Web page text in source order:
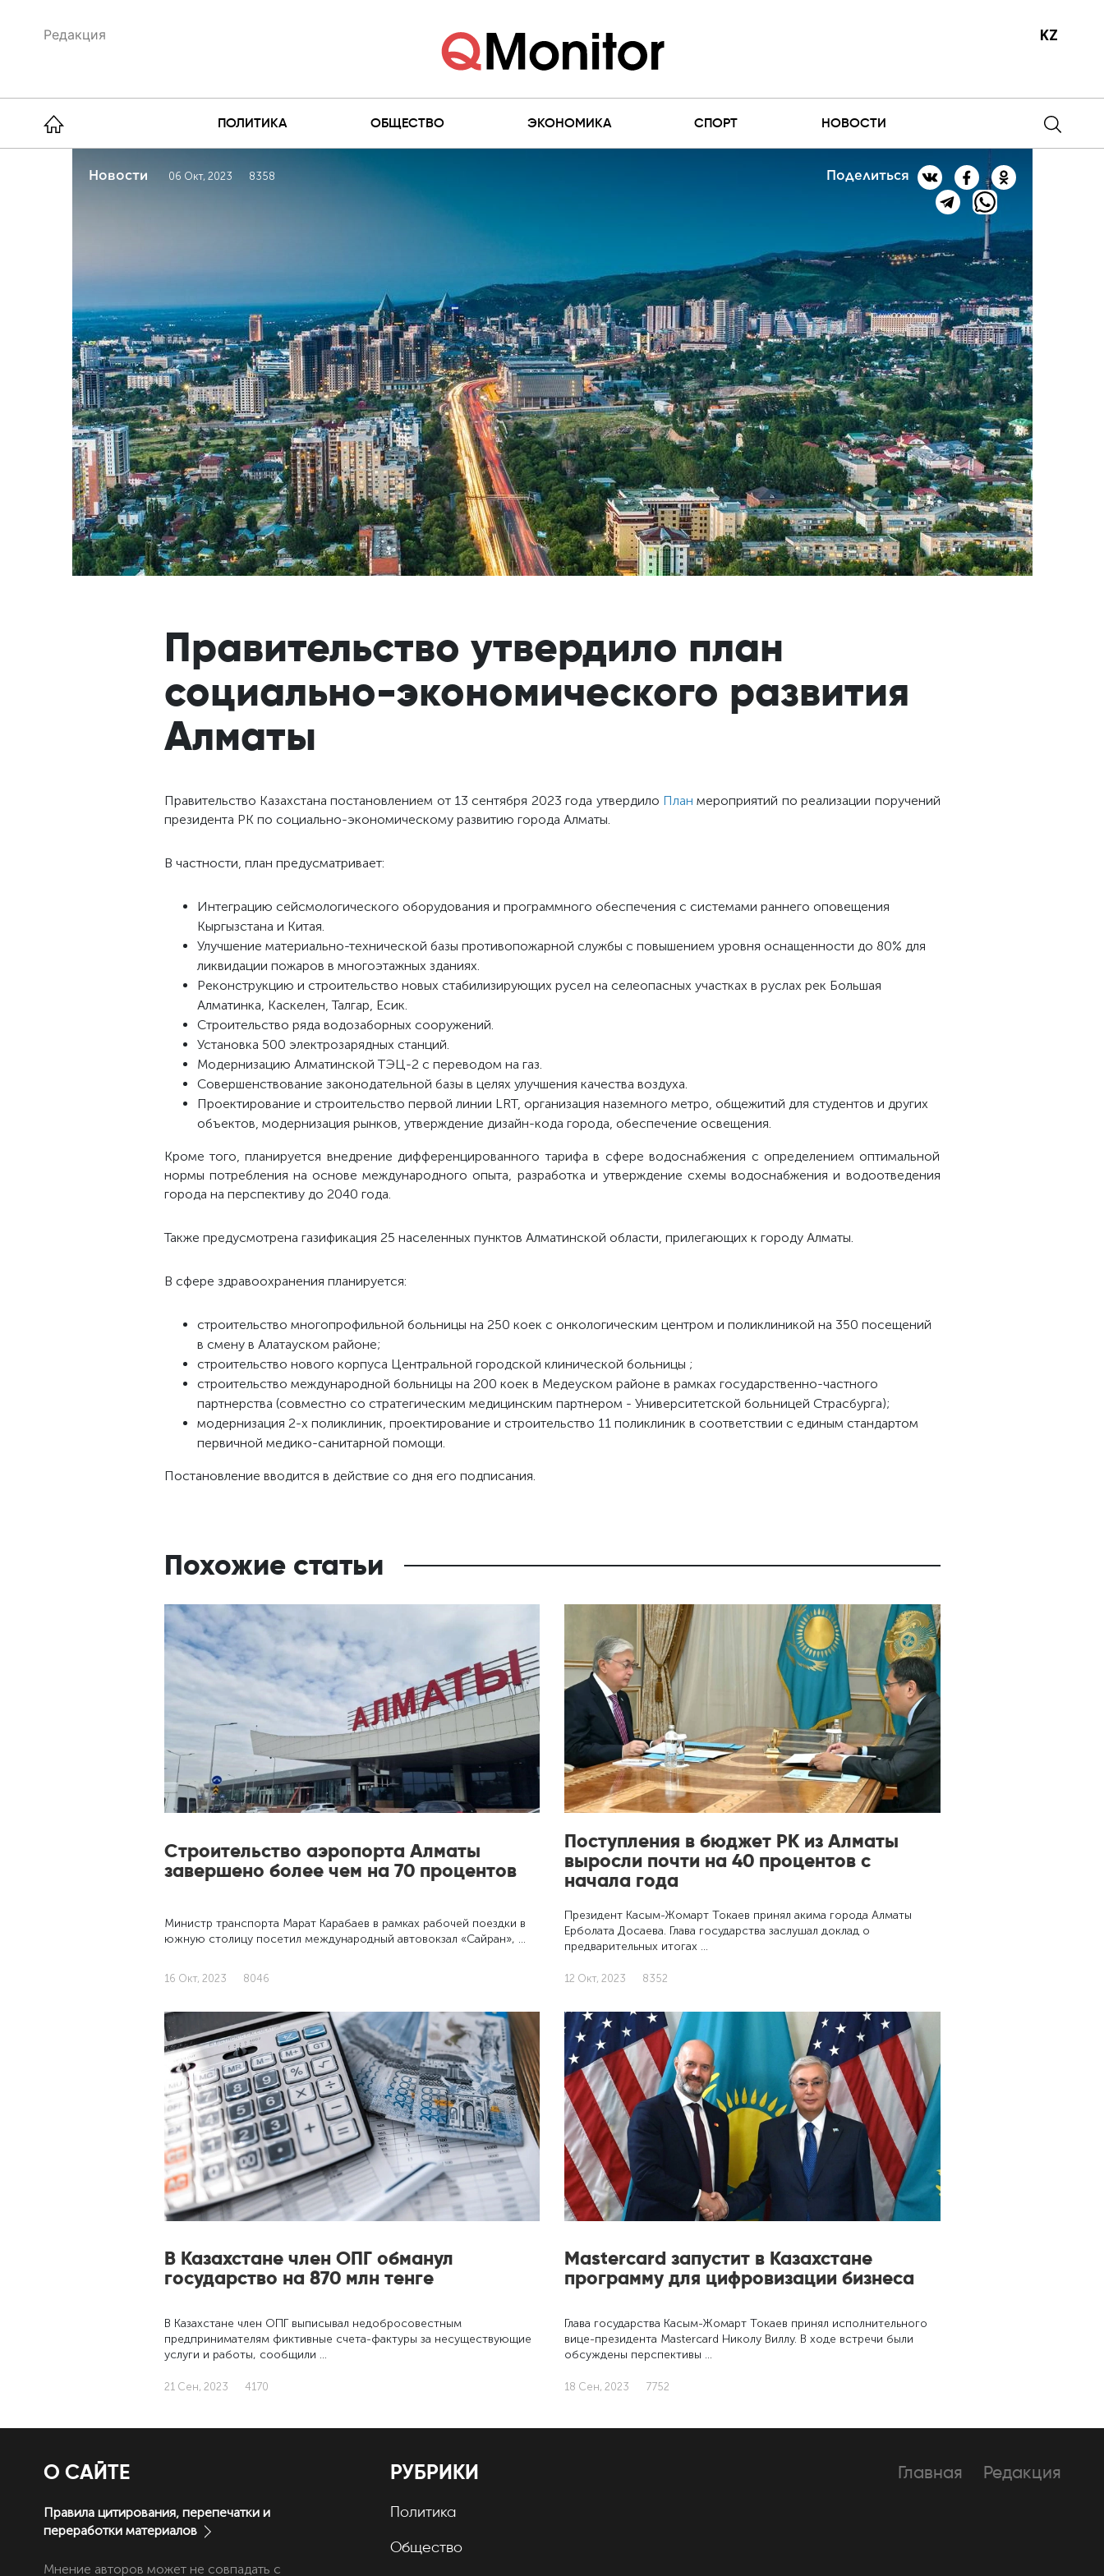
Редакция KZ
ПОЛИТИКА ОБЩЕСТВО ЭКОНОМИКА СПОРТ НОВОСТИ
Новости 06 Окт, 2023 8358 Поделиться
Правительство утвердило план
социально-экономического развития
Алматы
Правительство Казахстана постановлением от 13 сентября 2023 года утвердило План мероприятий по реализации поручений
президента РК по социально-экономическому развитию города Алматы.
В частности, план предусматривает:
Интеграцию сейсмологического оборудования и программного обеспечения с системами раннего оповещения
Кыргызстана и Китая.
Улучшение материально-технической базы противопожарной службы с повышением уровня оснащенности до 80% для
ликвидации пожаров в многоэтажных зданиях.
Реконструкцию и строительство новых стабилизирующих русел на селеопасных участках в руслах рек Большая
Алматинка, Каскелен, Талгар, Есик.
Строительство ряда водозаборных сооружений.
Установка 500 электрозарядных станций.
Модернизацию Алматинской ТЭЦ-2 с переводом на газ.
Совершенствование законодательной базы в целях улучшения качества воздуха.
Проектирование и строительство первой линии LRT, организация наземного метро, общежитий для студентов и других
объектов, модернизация рынков, утверждение дизайн-кода города, обеспечение освещения.
Кроме того, планируется внедрение дифференцированного тарифа в сфере водоснабжения с определением оптимальной
нормы потребления на основе международного опыта, разработка и утверждение схемы водоснабжения и водоотведения
города на перспективу до 2040 года.
Также предусмотрена газификация 25 населенных пунктов Алматинской области, прилегающих к городу Алматы.
В сфере здравоохранения планируется:
строительство многопрофильной больницы на 250 коек c онкологическим центром и поликлиникой на 350 посещений
в смену в Алатауском районе;
строительство нового корпуса Центральной городской клинической больницы ;
строительство международной больницы на 200 коек в Медеуском районе в рамках государственно-частного
партнерства (совместно со стратегическим медицинским партнером - Университетской больницей Страсбурга);
модернизация 2-х поликлиник, проектирование и строительство 11 поликлиник в соответствии с единым стандартом
первичной медико-санитарной помощи.
Постановление вводится в действие со дня его подписания.
Похожие статьи
Строительство аэропорта Алматы
завершено более чем на 70 процентов
Министр транспорта Марат Карабаев в рамках рабочей поездки в
южную столицу посетил международный автовокзал «Сайран», …
16 Окт, 2023 8046
Поступления в бюджет РК из Алматы
выросли почти на 40 процентов с
начала года
Президент Касым-Жомарт Токаев принял акима города Алматы
Ерболата Досаева. Глава государства заслушал доклад о
предварительных итогах …
12 Окт, 2023 8352
В Казахстане член ОПГ обманул
государство на 870 млн тенге
В Казахстане член ОПГ выписывал недобросовестным
предпринимателям фиктивные счета-фактуры за несуществующие
услуги и работы, сообщили …
21 Сен, 2023 4170
Mastercard запустит в Казахстане
программу для цифровизации бизнеса
Глава государства Касым-Жомарт Токаев принял исполнительного
вице-президента Mastercard Николу Виллу. В ходе встречи были
обсуждены перспективы …
18 Сен, 2023 7752
О САЙТЕ
Правила цитирования, перепечатки и
переработки материалов
Мнение авторов может не совпадать с
РУБРИКИ
Политика
Общество
Главная Редакция